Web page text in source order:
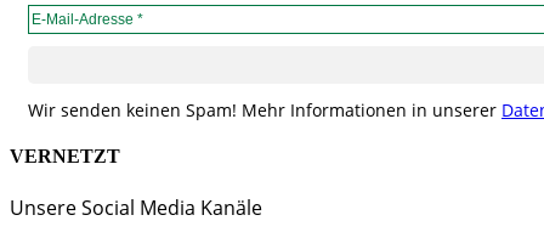
Wir senden keinen Spam! Mehr Informationen in unserer
VERNETZT
Unsere Social Media Kanäle